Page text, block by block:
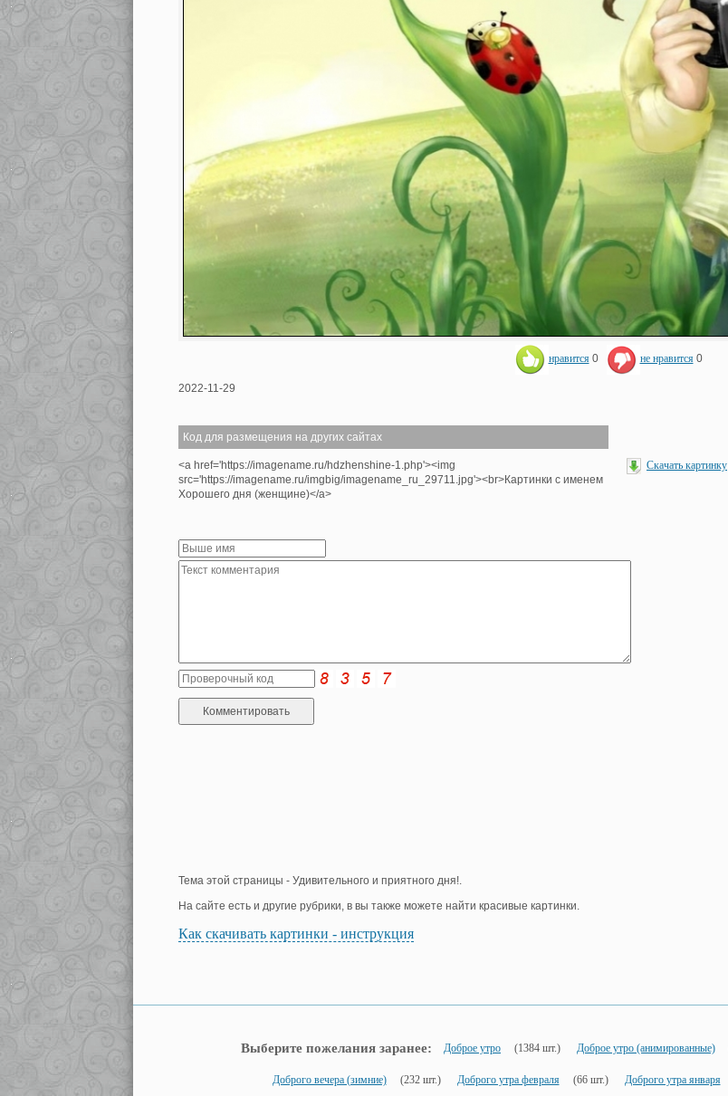
нравится 0 не нравится 0
2022-11-29
Код для размещения на других сайтах
<a href='https://imagename.ru/hdzhenshine-1.php'><img
src='https://imagename.ru/imgbig/imagename_ru_29711.jpg'><br>Картинки с именем
Хорошего дня (женщине)</a>
Скачать картинку
Тема этой страницы - Удивительного и приятного дня!.
На сайте есть и другие рубрики, в вы также можете найти красивые картинки.
Как скачивать картинки - инструкция
Выберите пожелания заранее: Доброе утро (1384 шт.) Доброе утро (анимированные)
Доброго вечера (зимние) (232 шт.) Доброго утра февраля (66 шт.) Доброго утра января